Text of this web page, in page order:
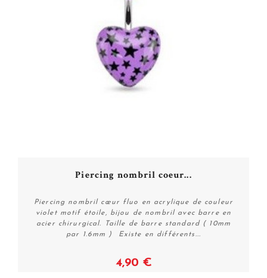
Voir
Piercing nombril coeur...
Piercing nombril cœur fluo en acrylique de couleur
violet motif étoile, bijou de nombril avec barre en
acier chirurgical. Taille de barre standard ( 10mm
par 1.6mm ) Existe en différents...
4,90 €